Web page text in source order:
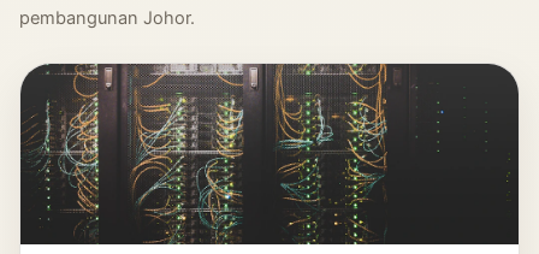
pembangunan Johor.